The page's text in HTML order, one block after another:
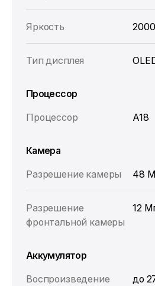
Яркость
Тип дисплея
Процессор
Процессор
A18
Камера
Разрешение камеры
48
Разрешение
фронтальной камеры
12
Аккумулятор
Воспроизведение
до